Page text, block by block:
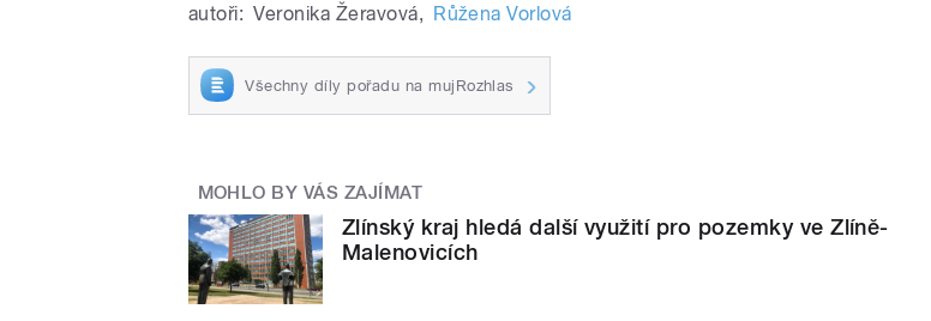
autoři: Veronika Žeravová, Růžena Vorlová
Všechny díly pořadu na mujRozhlas
MOHLO BY VÁS ZAJÍMAT
Zlínský kraj hledá další využití pro pozemky ve Zlíně-
Malenovicích